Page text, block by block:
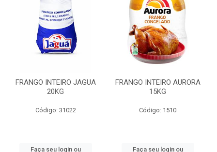
FRANGO INTEIRO JAGUA
20KG
Código: 31022
Faça seu login ou
FRANGO INTEIRO AURORA
15KG
Código: 1510
Faça seu login ou